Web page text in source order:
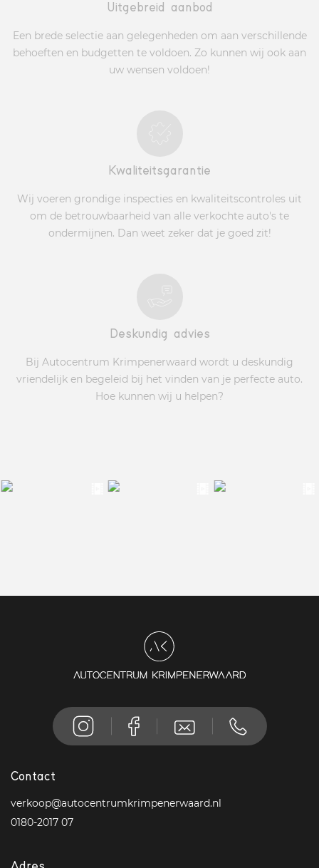
Uitgebreid aanbod
Een brede selectie aan gelegenheden om aan verschillende
behoeften en budgetten te voldoen. Zo kunnen wij ook aan
uw wensen voldoen!
Kwaliteitsgarantie
Wij voeren grondige inspecties en kwaliteitscontroles uit
om de betrouwbaarheid van alle verkochte auto's te
ondermijnen. Dan weet zeker dat je goed zit!
Deskundig advies
Bij Autocentrum Krimpenerwaard wordt u deskundig
vriendelijk en begeleid bij het vinden van je perfecte auto.
Hoe kunnen wij u helpen?
Contact
verkoop@autocentrumkrimpenerwaard.nl
0180-2017 07